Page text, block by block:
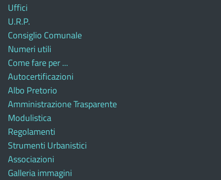
Uffici
U.R.P.
Consiglio Comunale
Numeri utili
Come fare per ...
Autocertificazioni
Albo Pretorio
Amministrazione Trasparente
Modulistica
Regolamenti
Strumenti Urbanistici
Associazioni
Galleria immagini